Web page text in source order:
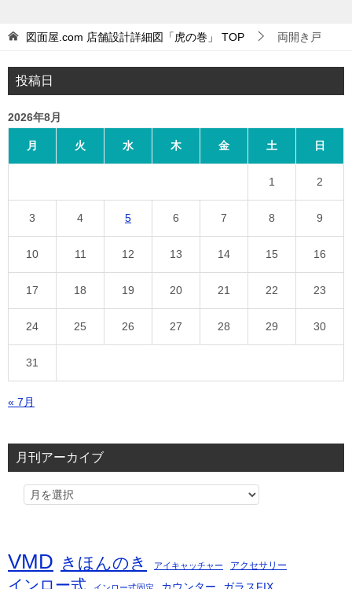
図面屋.com 店舗設計詳細図「虎の巻」 TOP 両開き戸
投稿日
2026年8月
月 火 水 木 金 土 日
1 2
3 4 5 6 7 8 9
10 11 12 13 14 15 16
17 18 19 20 21 22 23
24 25 26 27 28 29 30
31
« 7月
月刊アーカイブ
VMD きほんのき アイキャッチャー アクセサリー
インロー式 カウンター ガラスFIX